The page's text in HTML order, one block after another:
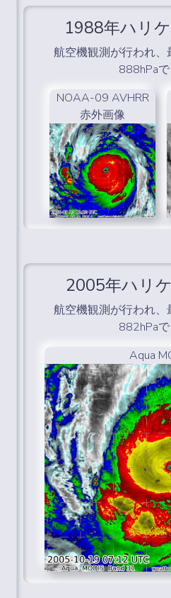
1988年ハリ
航空機観測が行われ
888hPaで
NOAA-09 AVHRR
赤外画像
2005年ハリ
航空機観測が行われ
882hPaで
Aqua